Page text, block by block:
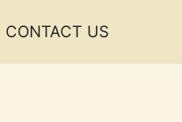
CONTACT US